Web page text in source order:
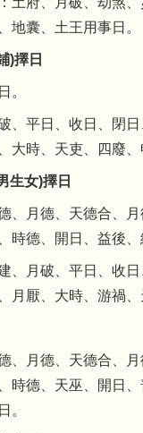
地囊、土王用事日。
)擇日
。
、平日、收日、閉日
大時、天吏、四廢、
生女)擇日
、月德、天德合、
時德、開日、益後、
、月破、平日、收日
月厭、大時、游禍、
、月德、天德合、
時德、天巫、開日
。